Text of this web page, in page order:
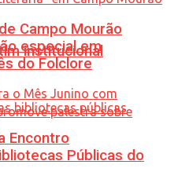
institucional
Campo Mourão
especial em
do Folclore
Encontro
Públicas do